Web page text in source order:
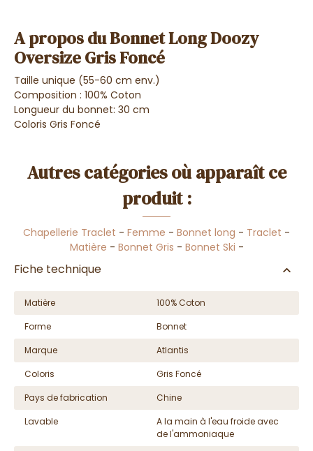
A propos du Bonnet Long Doozy
Oversize Gris Foncé
Taille unique (55-60 cm env.)
Composition : 100% Coton
Longueur du bonnet: 30 cm
Coloris Gris Foncé
Autres catégories où apparaît ce
produit :
Chapellerie Traclet - Femme - Bonnet long - Traclet -
Matière - Bonnet Gris - Bonnet Ski -
Fiche technique
Matière
100% Coton
Forme
Bonnet
Marque
Atlantis
Coloris
Gris Foncé
Pays de fabrication
Chine
Lavable
A la main à l'eau froide avec
de l'ammoniaque